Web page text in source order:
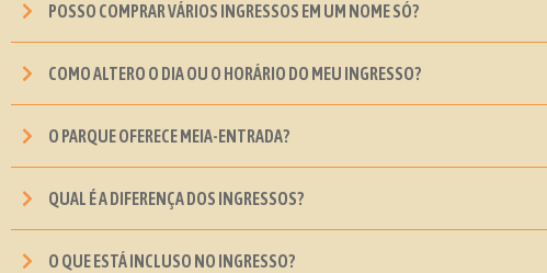
POSSO COMPRAR VÁRIOS INGRESSOS EM UM NOME SÓ?
COMO ALTERO O DIA OU O HORÁRIO DO MEU INGRESSO?
O PARQUE OFERECE MEIA-ENTRADA?
QUAL É A DIFERENÇA DOS INGRESSOS?
O QUE ESTÁ INCLUSO NO INGRESSO?